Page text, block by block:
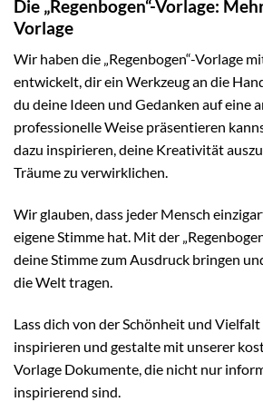
Die „Regenbogen“-Vorlage:
Vorlage
Wir haben die „Regenbogen“-Vorlage
entwickelt, dir ein Werkzeug an die
du deine Ideen und Gedanken auf eine
professionelle Weise präsentieren
dazu inspirieren, deine Kreativität
Träume zu verwirklichen.
Wir glauben, dass jeder Mensch
eigene Stimme hat. Mit der
deine Stimme zum Ausdruck bringen
die Welt tragen.
Lass dich von der Schönheit und Vielfalt
inspirieren und gestalte mit unserer
Vorlage Dokumente, die nicht nur
inspirierend sind.